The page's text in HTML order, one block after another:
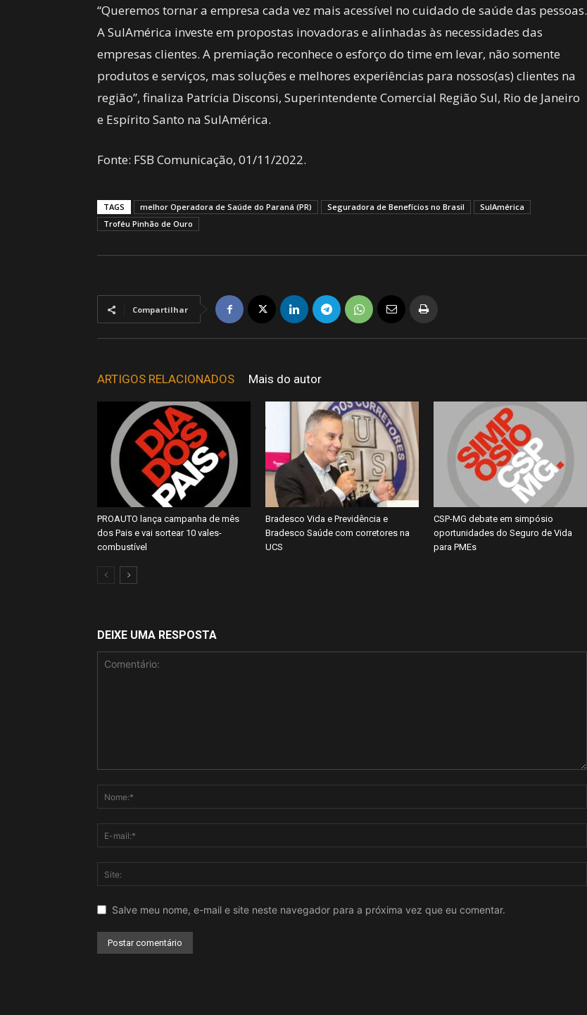
“Queremos tornar a empresa cada vez mais acessível no cuidado de saúde das pessoas.
A SulAmérica investe em propostas inovadoras e alinhadas às necessidades das
empresas clientes. A premiação reconhece o esforço do time em levar, não somente
produtos e serviços, mas soluções e melhores experiências para nossos(as) clientes na
região”, finaliza Patrícia Disconsi, Superintendente Comercial Região Sul, Rio de Janeiro
e Espírito Santo na SulAmérica.
Fonte: FSB Comunicação, 01/11/2022.
TAGS melhor Operadora de Saúde do Paraná (PR) Seguradora de Benefícios no Brasil
SulAmérica
Troféu Pinhão de Ouro
Compartilhar
ARTIGOS RELACIONADOS Mais do autor
PROAUTO lança campanha de mês
dos Pais e vai sortear 10 vales-
combustível
Bradesco Vida e Previdência e
Bradesco Saúde com corretores na
UCS
CSP-MG debate em simpósio
oportunidades do Seguro de Vida
para PMEs
DEIXE UMA RESPOSTA
Salve meu nome, e-mail e site neste navegador para a próxima vez que eu comentar.